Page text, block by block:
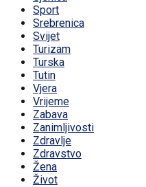
Sport
Srebrenica
Svijet
Turizam
Turska
Tutin
Vjera
Vrijeme
Zabava
Zanimljivosti
Zdravlje
Zdravstvo
Žena
Život